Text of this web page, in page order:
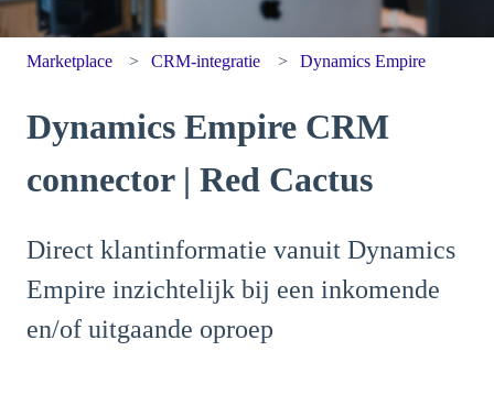
Marketplace CRM-integratie Dynamics Empire
Dynamics Empire CRM
connector | Red Cactus
Direct klantinformatie vanuit Dynamics
Empire inzichtelijk bij een inkomende
en/of uitgaande oproep